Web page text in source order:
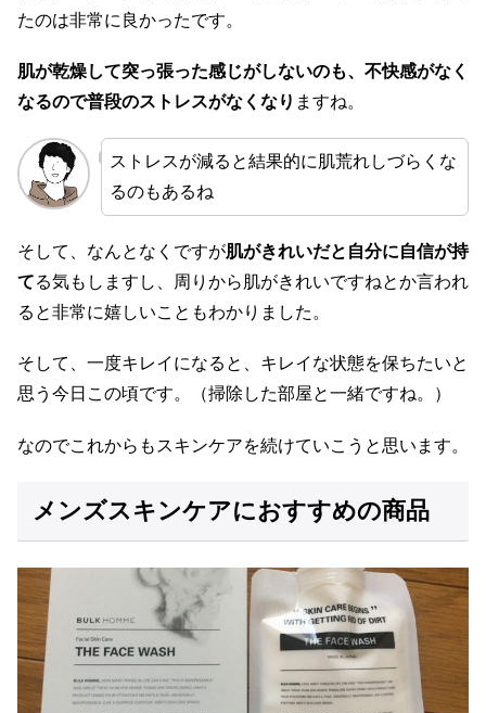
たのは非常に良かったです。
肌が乾燥して突っ張った感じがしないのも、不快感がなく
なるので普段のストレスがなくなり ますね。
ストレスが減ると結果的に肌荒れしづらくな
るのもあるね
そして、なんとなくですが肌がきれいだと自分に自信が持
てる気もしますし、周りから肌がきれいですねとか言われ
ると非常に嬉しいこともわかりました。
そして、一度キレイになると、キレイな状態を保ちたいと
思う今日この頃です。（掃除した部屋と一緒ですね。）
なのでこれからもスキンケアを続けていこうと思います。
メンズスキンケアにおすすめの商品